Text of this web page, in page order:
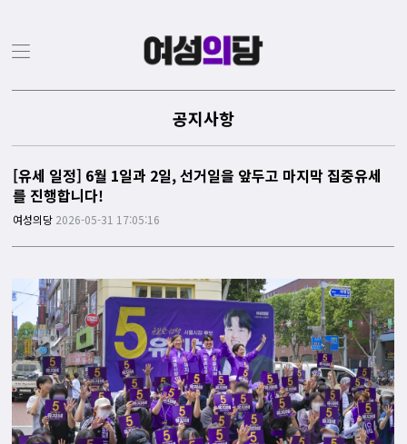
공지사항
[유세 일정] 6월 1일과 2일, 선거일을 앞두고 마지막 집중유세
를 진행합니다!
여성의당 2026-05-31 17:05:16